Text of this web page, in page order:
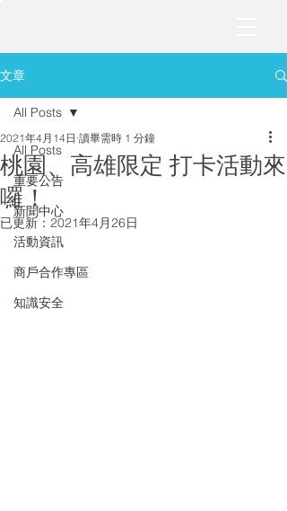
文章
All Posts
重要公告
新聞中心
活動資訊
商戶合作專區
知識安全
All Posts
桃園、高雄限定 打卡活動來
囉！
2021年4月14日 讀畢需時 1 分鐘
已更新： 2021年4月26日